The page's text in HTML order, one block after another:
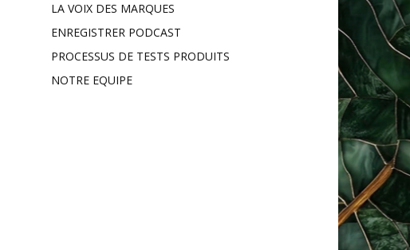
LA VOIX DES MARQUES
ENREGISTRER PODCAST
PROCESSUS DE TESTS PRODUITS
NOTRE EQUIPE